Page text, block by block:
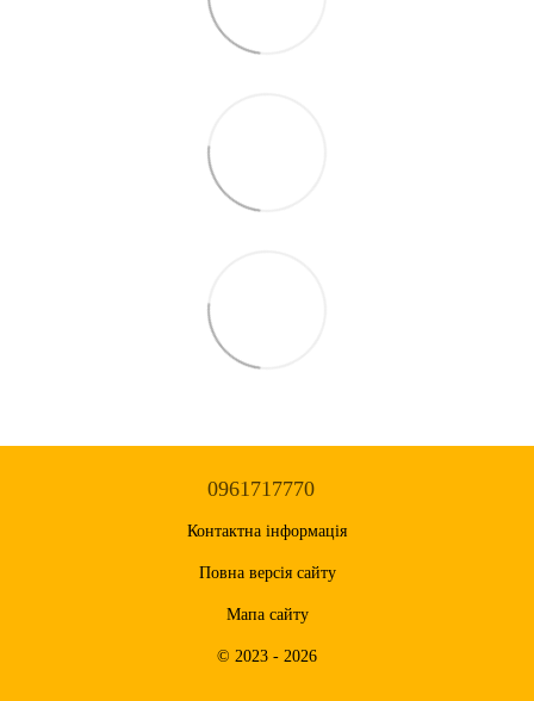
0961717770
Контактна інформація
Повна версія сайту
Мапа сайту
© 2023 - 2026